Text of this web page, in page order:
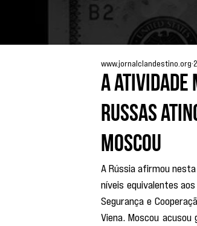
A atividade
russas
Moscou
www.jornalclandestino.org
A Rússia afirmou
níveis equivalentes
Segurança e
Viena. Moscou